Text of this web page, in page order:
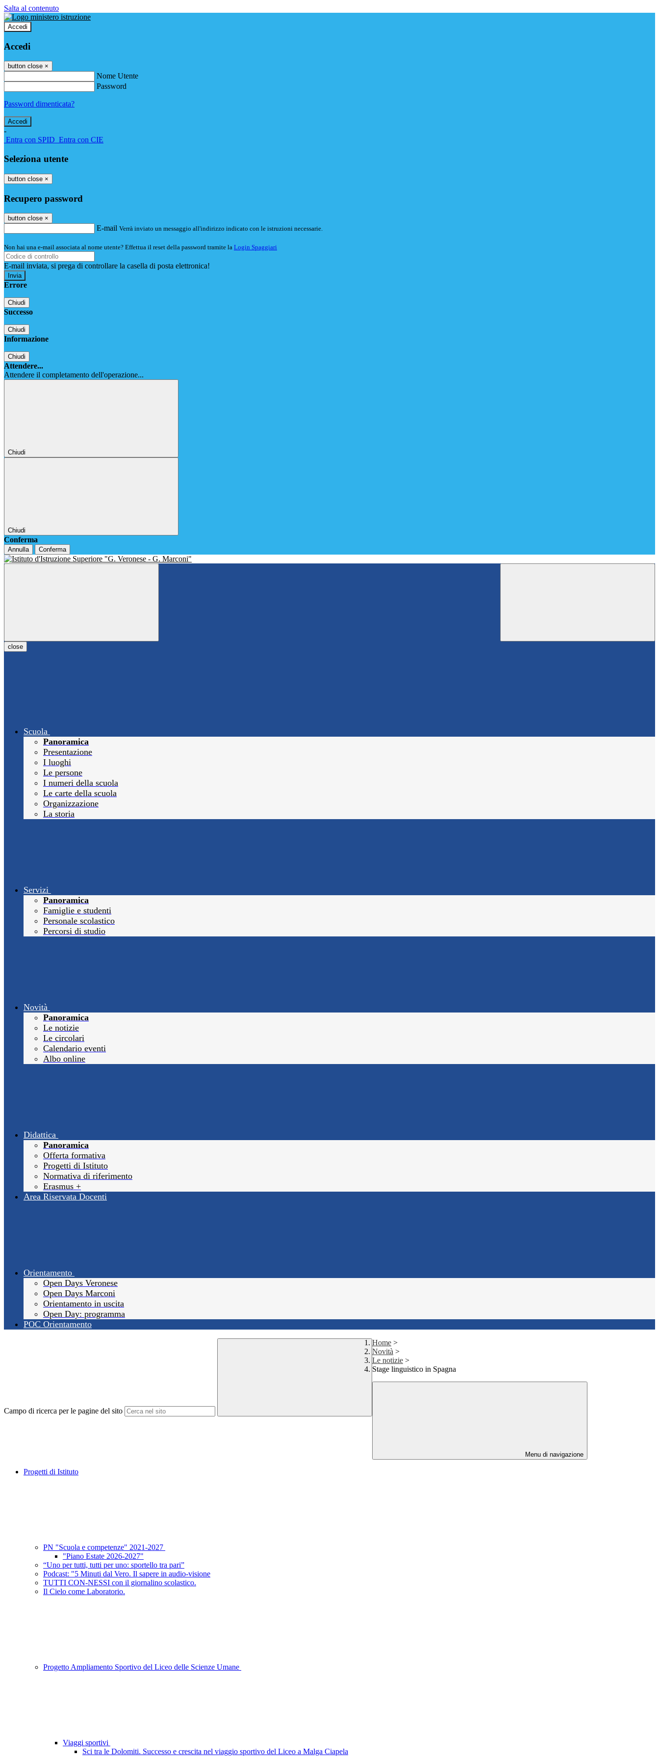
Salta al contenuto
Accedi
Accedi
button close ×
Nome Utente
Password
Password dimenticata?
-
Entra con SPID Entra con CIE
Seleziona utente
button close ×
Recupero password
button close ×
E-mail Verrà inviato un messaggio all'indirizzo indicato con le istruzioni necessarie.
Non hai una e-mail associata al nome utente? Effettua il reset della password tramite la Login Spaggiari
E-mail inviata, si prega di controllare la casella di posta elettronica!
Errore
Chiudi
Successo
Chiudi
Informazione
Chiudi
Attendere...
Attendere il completamento dell'operazione...
Chiudi
Chiudi
Conferma
Annulla Conferma
close
Scuola
Panoramica
Presentazione
I luoghi
Le persone
I numeri della scuola
Le carte della scuola
Organizzazione
La storia
Servizi
Panoramica
Famiglie e studenti
Personale scolastico
Percorsi di studio
Novità
Panoramica
Le notizie
Le circolari
Calendario eventi
Albo online
Didattica
Panoramica
Offerta formativa
Progetti di Istituto
Normativa di riferimento
Erasmus +
Area Riservata Docenti
Orientamento
Open Days Veronese
Open Days Marconi
Orientamento in uscita
Open Day: programma
POC Orientamento
Campo di ricerca per le pagine del sito
Home >
Novità >
Le notizie >
Stage linguistico in Spagna
Menu di navigazione
Progetti di Istituto
PN "Scuola e competenze" 2021-2027
"Piano Estate 2026-2027"
“Uno per tutti, tutti per uno: sportello tra pari”
Podcast: "5 Minuti dal Vero. Il sapere in audio-visione
TUTTI CON-NESSI con il giornalino scolastico.
Il Cielo come Laboratorio.
Progetto Ampliamento Sportivo del Liceo delle Scienze Umane
Viaggi sportivi
Sci tra le Dolomiti. Successo e crescita nel viaggio sportivo del Liceo a Malga Ciapela